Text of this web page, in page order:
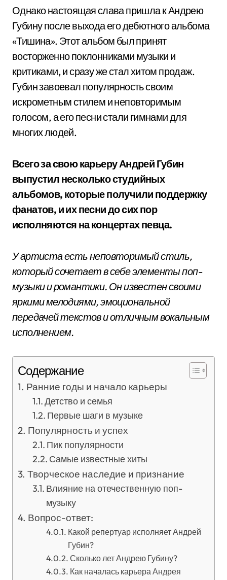
Однако настоящая слава пришла к Андрею
Губину после выхода его дебютного альбома
«Тишина». Этот альбом был принят
восторженно поклонниками музыки и
критиками, и сразу же стал хитом продаж.
Губин завоевал популярность своим
искрометным стилем и неповторимым
голосом, а его песни стали гимнами для
многих людей.
Всего за свою карьеру Андрей Губин
выпустил несколько студийных
альбомов, которые получили поддержку
фанатов, и их песни до сих пор
исполняются на концертах певца.
У артиста есть неповторимый стиль,
который сочетает в себе элементы поп-
музыки и романтики. Он известен своими
яркими мелодиями, эмоциональной
передачей текстов и отличным вокальным
исполнением.
Содержание
Ранние годы и начало карьеры
Детство и семья
Первые шаги в музыке
Популярность и успех
Пик популярности
Самые известные хиты
Творческое наследие и признание
Влияние на отечественную поп-
музыку
Вопрос-ответ:
Какой репертуар исполняет Андрей
Губин?
Сколько лет Андрею Губину?
Как началась карьера Андрея